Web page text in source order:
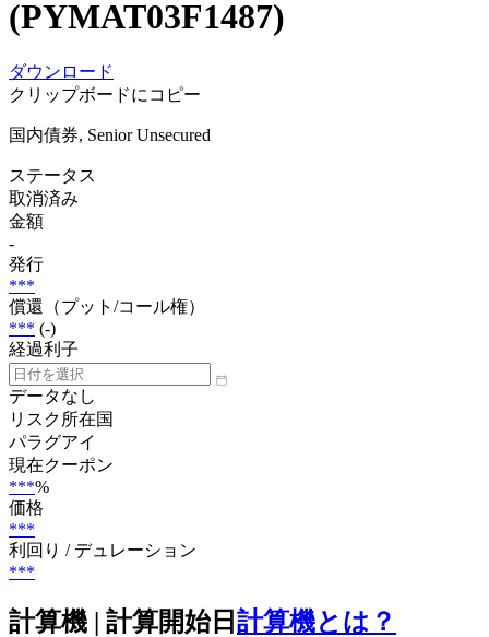
(PYMAT03F1487)
ダウンロード
クリップボードにコピー
国内債券, Senior Unsecured
ステータス
取消済み
金額
-
発行
***
償還（プット/コール権）
*** (-)
経過利子
データなし
リスク所在国
パラグアイ
現在クーポン
***%
価格
***
利回り / デュレーション
***
計算機 | 計算開始日 計算機とは？